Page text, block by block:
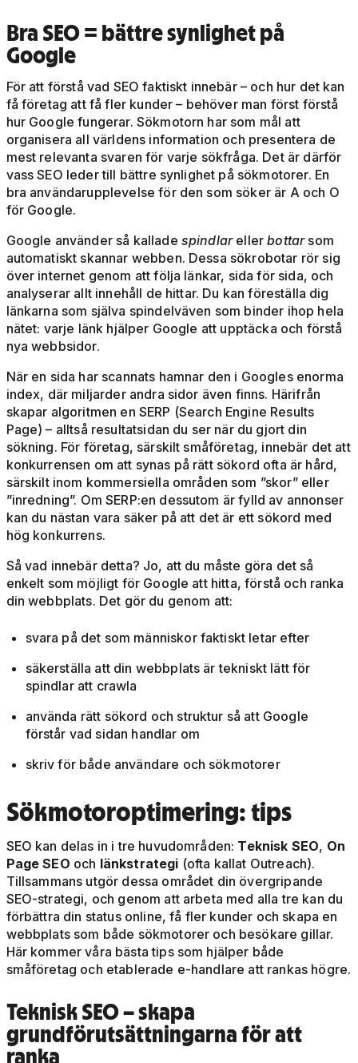
Bra SEO = bättre synlighet på
Google
För att förstå vad SEO faktiskt innebär – och hur det kan
få företag att få fler kunder – behöver man först förstå
hur Google fungerar. Sökmotorn har som mål att
organisera all världens information och presentera de
mest relevanta svaren för varje sökfråga. Det är därför
vass SEO leder till bättre synlighet på sökmotorer. En
bra användarupplevelse för den som söker är A och O
för Google.
Google använder så kallade spindlarellerbottarsom
automatiskt skannar webben. Dessa sökrobotar rör sig
över internet genom att följa länkar, sida för sida, och
analyserar allt innehåll de hittar. Du kan föreställa dig
länkarna som själva spindelväven som binder ihop hela
nätet: varje länk hjälper Google att upptäcka och förstå
nya webbsidor.
När en sida har scannats hamnar den i Googles enorma
index, där miljarder andra sidor även finns. Härifrån
skapar algoritmen en SERP (Search Engine Results
Page) – alltså resultatsidan du ser när du gjort din
sökning. För företag, särskilt småföretag, innebär det att
konkurrensen om att synas på rätt sökord ofta är hård,
särskilt inom kommersiella områden som ”skor” eller
”inredning”. Om SERP:en dessutom är fylld av annonser
kan du nästan vara säker på att det är ett sökord med
hög konkurrens.
Så vad innebär detta? Jo, att du måste göra det så
enkelt som möjligt för Google att hitta, förstå och ranka
din webbplats. Det gör du genom att:
svara på det som människor faktiskt letar efter
säkerställa att din webbplats är tekniskt lätt för
spindlar att crawla
använda rätt sökord och struktur så att Google
förstår vad sidan handlar om
skriv för både användare och sökmotorer
Sökmotoroptimering: tips
SEO kan delas in i tre huvudområden: Teknisk SEO, On
Page SEO och länkstrategi (ofta kallat Outreach).
Tillsammans utgör dessa området din övergripande
SEO-strategi, och genom att arbeta med alla tre kan du
förbättra din status online, få fler kunder och skapa en
webbplats som både sökmotorer och besökare gillar.
Här kommer våra bästa tips som hjälper både
småföretag och etablerade e-handlare att rankas högre.
Teknisk SEO – skapa
grundförutsättningarna för att
ranka